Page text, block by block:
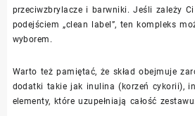
przeciwzbrylacze i barwniki. Jeśli zależy
podejściem „clean label”, ten kompleks
wyborem.
Warto też pamiętać, że skład obejmuje
dodatki takie jak inulina (korzeń cykorii),
elementy, które uzupełniają całość zestawu.